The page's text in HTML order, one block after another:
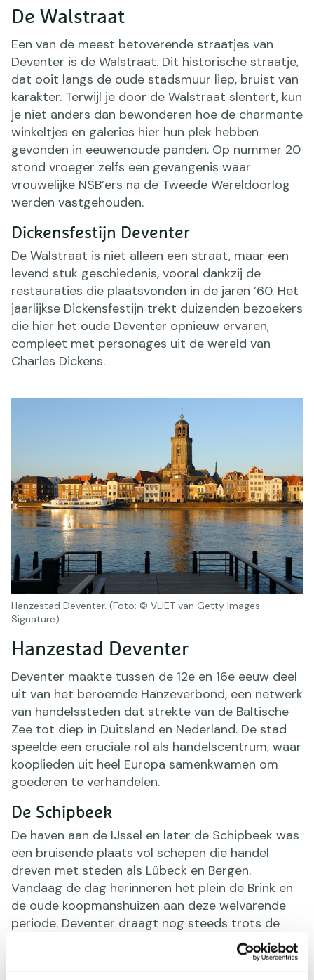
De Walstraat
Een van de meest betoverende straatjes van
Deventer is de Walstraat. Dit historische straatje,
dat ooit langs de oude stadsmuur liep, bruist van
karakter. Terwijl je door de Walstraat slentert, kun
je niet anders dan bewonderen hoe de charmante
winkeltjes en galeries hier hun plek hebben
gevonden in eeuwenoude panden. Op nummer 20
stond vroeger zelfs een gevangenis waar
vrouwelijke NSB’ers na de Tweede Wereldoorlog
werden vastgehouden.
Dickensfestijn Deventer
De Walstraat is niet alleen een straat, maar een
levend stuk geschiedenis, vooral dankzij de
restauraties die plaatsvonden in de jaren ’60. Het
jaarlijkse Dickensfestijn trekt duizenden bezoekers
die hier het oude Deventer opnieuw ervaren,
compleet met personages uit de wereld van
Charles Dickens.
Hanzestad Deventer. (Foto: © VLIET van Getty Images
Signature)
Hanzestad Deventer
Deventer maakte tussen de 12e en 16e eeuw deel
uit van het beroemde Hanzeverbond, een netwerk
van handelssteden dat strekte van de Baltische
Zee tot diep in Duitsland en Nederland. De stad
speelde een cruciale rol als handelscentrum, waar
kooplieden uit heel Europa samenkwamen om
goederen te verhandelen.
De Schipbeek
De haven aan de IJssel en later de Schipbeek was
een bruisende plaats vol schepen die handel
dreven met steden als Lübeck en Bergen.
Vandaag de dag herinneren het plein de Brink en
de oude koopmanshuizen aan deze welvarende
periode. Deventer draagt nog steeds trots de
titel ‘Keizerlijke Vrije Hanzestad’, wat wijst op het
rijke handelsverleden dat de stad vormde.